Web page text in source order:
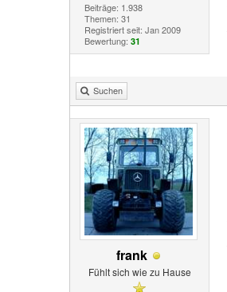
Beiträge: 1.938
Themen: 31
Registriert seit: Jan 2009
Bewertung: 31
Suchen
frank
Fühlt sich wie zu Hause